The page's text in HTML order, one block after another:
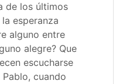
de los últimos
esperanza
alguno entre
alegre? Que
escucharse
cuando